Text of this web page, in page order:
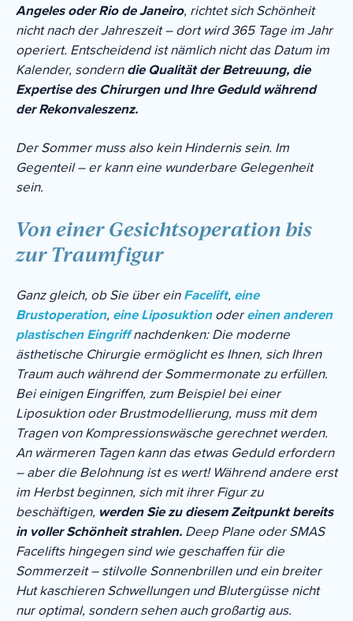
Angeles oder Rio de Janeiro, richtet sich Schönheit
nicht nach der Jahreszeit – dort wird 365 Tage im Jahr
operiert. Entscheidend ist nämlich nicht das Datum im
Kalender, sonderndie Qualität der Betreuung, die
Expertise des Chirurgen und Ihre Geduld während
der Rekonvaleszenz.
Der Sommer muss also kein Hindernis sein. Im
Gegenteil – er kann eine wunderbare Gelegenheit
sein.
Von einer Gesichtsoperation bis
zur Traumfigur
Ganz gleich, ob Sie über einFacelift, eine
Brustoperation, eine Liposuktionodereinen anderen
plastischen Eingriffnachdenken: Die moderne
ästhetische Chirurgie ermöglicht es Ihnen, sich Ihren
Traum auch während der Sommermonate zu erfüllen.
Bei einigen Eingriffen, zum Beispiel bei einer
Liposuktion oder Brustmodellierung, muss mit dem
Tragen von Kompressionswäsche gerechnet werden.
An wärmeren Tagen kann das etwas Geduld erfordern
– aber die Belohnung ist es wert! Während andere erst
im Herbst beginnen, sich mit ihrer Figur zu
beschäftigen, werden Sie zu diesem Zeitpunkt bereits
in voller Schönheit strahlen. Deep Plane oder SMAS
Facelifts hingegen sind wie geschaffen für die
Sommerzeit – stilvolle Sonnenbrillen und ein breiter
Hut kaschieren Schwellungen und Blutergüsse nicht
nur optimal, sondern sehen auch großartig aus.